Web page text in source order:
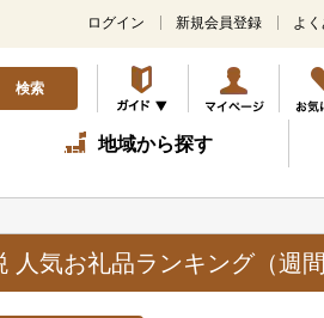
ログイン 新規会員登録 よ
検索
地域から探す
気お礼品ランキング（週間